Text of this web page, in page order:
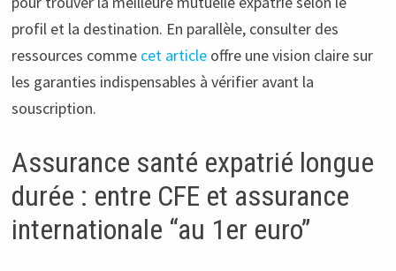
profil et la destination. En parallèle, consulter des
ressources comme cet articleoffre une vision claire sur
les garanties indispensables à vérifier avant la
souscription.
Assurance santé expatrié longue
durée : entre CFE et assurance
internationale “au 1er euro”